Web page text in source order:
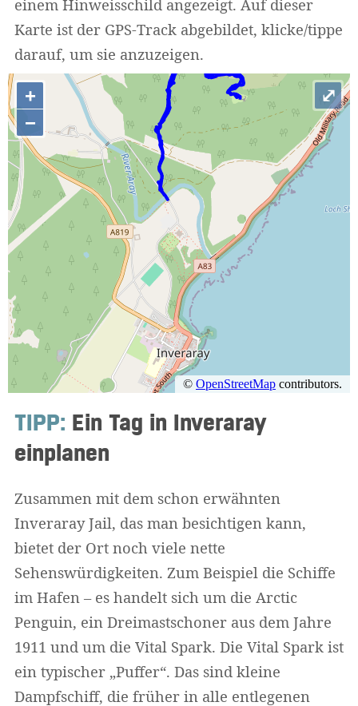
einem Hinweisschild angezeigt. Auf dieser
Karte ist der GPS-Track abgebildet, klicke/tippe
darauf, um sie anzuzeigen.
TIPP: Ein Tag in Inveraray
einplanen
Zusammen mit dem schon erwähnten
Inveraray Jail, das man besichtigen kann,
bietet der Ort noch viele nette
Sehenswürdigkeiten. Zum Beispiel die Schiffe
im Hafen – es handelt sich um die Arctic
Penguin, ein Dreimastschoner aus dem Jahre
1911 und um die Vital Spark. Die Vital Spark ist
ein typischer „Puffer“. Das sind kleine
Dampfschiff, die früher in alle entlegenen